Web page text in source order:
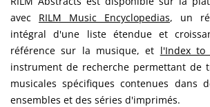
avec RILM Music Encyclopedias, un
intégral d'une liste étendue et
référence sur la musique, et l'Index to
instrument de recherche permettant de
musicales spécifiques contenues dans
ensembles et des séries d'imprimés.